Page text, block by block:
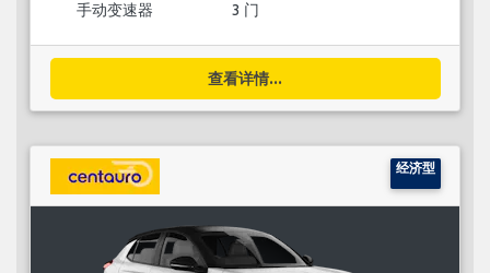
手动变速器 3 门
查看详情...
经济型